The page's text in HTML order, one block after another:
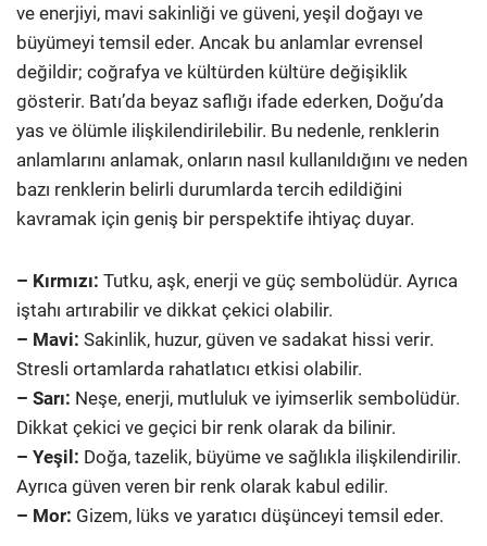
ve enerjiyi, mavi sakinliği ve güveni, yeşil doğayı ve
büyümeyi temsil eder. Ancak bu anlamlar evrensel
değildir; coğrafya ve kültürden kültüre değişiklik
gösterir. Batı’da beyaz saflığı ifade ederken, Doğu’da
yas ve ölümle ilişkilendirilebilir. Bu nedenle, renklerin
anlamlarını anlamak, onların nasıl kullanıldığını ve neden
bazı renklerin belirli durumlarda tercih edildiğini
kavramak için geniş bir perspektife ihtiyaç duyar.
– Kırmızı: Tutku, aşk, enerji ve güç sembolüdür. Ayrıca
iştahı artırabilir ve dikkat çekici olabilir.
– Mavi: Sakinlik, huzur, güven ve sadakat hissi verir.
Stresli ortamlarda rahatlatıcı etkisi olabilir.
– Sarı: Neşe, enerji, mutluluk ve iyimserlik sembolüdür.
Dikkat çekici ve geçici bir renk olarak da bilinir.
– Yeşil: Doğa, tazelik, büyüme ve sağlıkla ilişkilendirilir.
Ayrıca güven veren bir renk olarak kabul edilir.
– Mor: Gizem, lüks ve yaratıcı düşünceyi temsil eder.